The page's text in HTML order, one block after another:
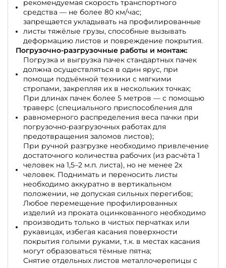
рекомендуемая скорость транспортного
средства — не более 80 км/час;
запрещается укладывать на профилированные
листы тяжёлые грузы, способные вызывать
деформацию листов и повреждение покрытия.
Погрузочно-разгрузочные работы и монтаж:
Погрузка и выгрузка пачек стандартных пачек
должна осуществляться в один ярус, при
помощи подъёмной техники с мягкими
стропами, закрепляя их в нескольких точках;
При длинах пачек более 5 метров — с помощью
траверс (специального приспособления для
равномерного распределения веса пачки при
погрузочно-разгрузочных работах для
предотвращения заломов листов);
При ручной разгрузке необходимо привлечение
достаточного количества рабочих (из расчёта 1
человек на 1,5–2 м.п. листа), но не менее 2х
человек. Поднимать и переносить листы
необходимо аккуратно в вертикальном
положении, не допуская сильных перегибов;
Любое перемещение профилированных
изделий из проката оцинкованного необходимо
производить только в чистых перчатках или
рукавицах, избегая касания поверхности
покрытия голыми руками, т.к. в местах касания
могут образоваться тёмные пятна;
Снятие отдельных листов металлочерепицы с